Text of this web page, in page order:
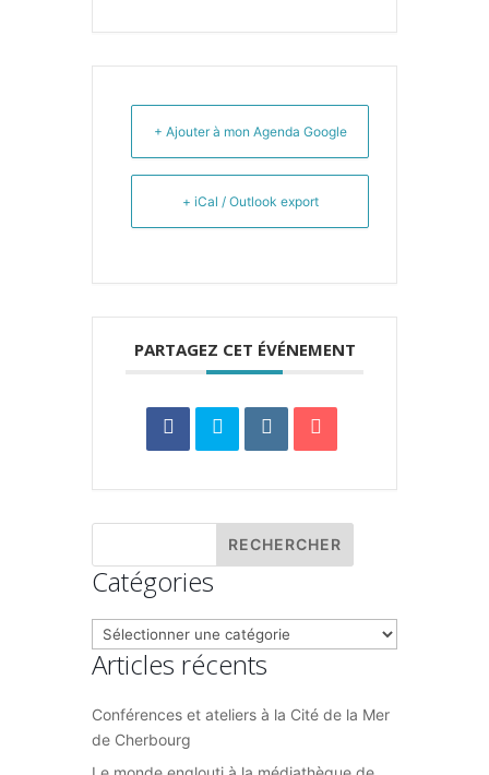
+ Ajouter à mon Agenda Google
+ iCal / Outlook export
PARTAGEZ CET ÉVÉNEMENT
Catégories
Catégories
Articles récents
Conférences et ateliers à la Cité de la Mer
de Cherbourg